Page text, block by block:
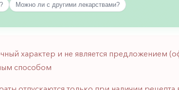
Можно ли с другими лекарствами?
характер и не является предложением
способом